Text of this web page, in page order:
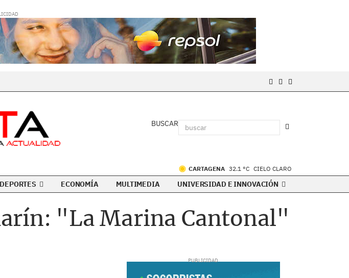
BUSCAR
CARTAGENA 32.1 °C CIELO CLARO
DEPORTES ECONOMÍA MULTIMEDIA UNIVERSIDAD E INNOVACIÓN
"La Marina Cantonal"